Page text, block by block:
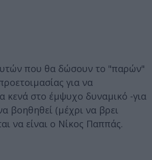
που θα δώσουν το "παρών"
για να
κενά στο έμψυχο δυναμικό -για
βοηθηθεί (μέχρι να βρει
να είναι ο Νίκος Παππάς.